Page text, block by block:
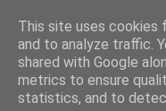
Manuela
Bücher, Blogs & mehr
This site uses cookies
and to analyze traffic.
shared with Google
metrics to ensure
statistics, and to